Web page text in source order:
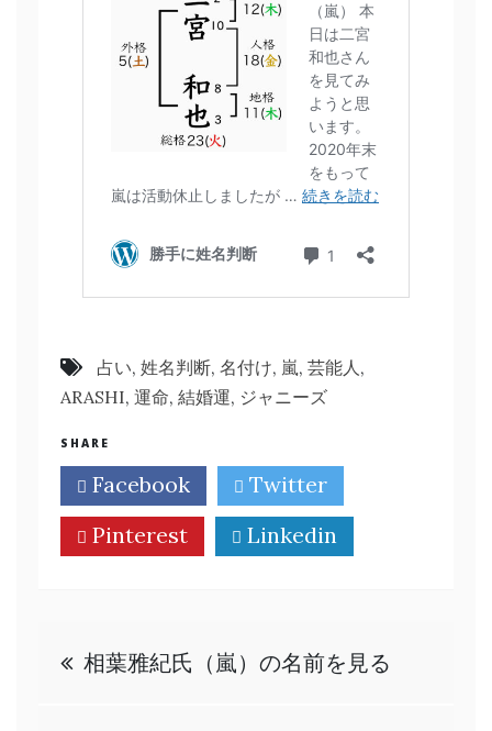
占い, 姓名判断, 名付け, 嵐, 芸能人,
ARASHI, 運命, 結婚運, ジャニーズ
SHARE
Facebook
Twitter
Pinterest
Linkedin
投 相葉雅紀氏（嵐）の名前を見る